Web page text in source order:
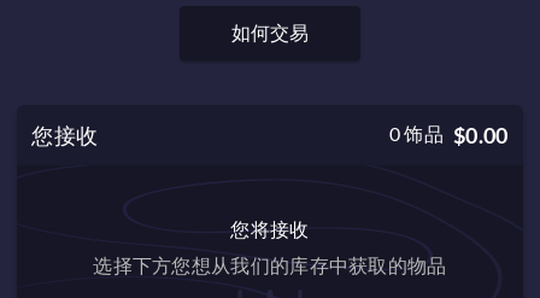
如何交易
您接收 0饰品 $0.00
您将接收
选择下方您想从我们的库存中获取的物品